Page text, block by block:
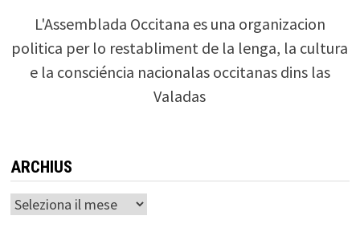
L'Assemblada Occitana es una organizacion
politica per lo restabliment de la lenga, la cultura
e la consciéncia nacionalas occitanas dins las
Valadas
ARCHIUS
Archius